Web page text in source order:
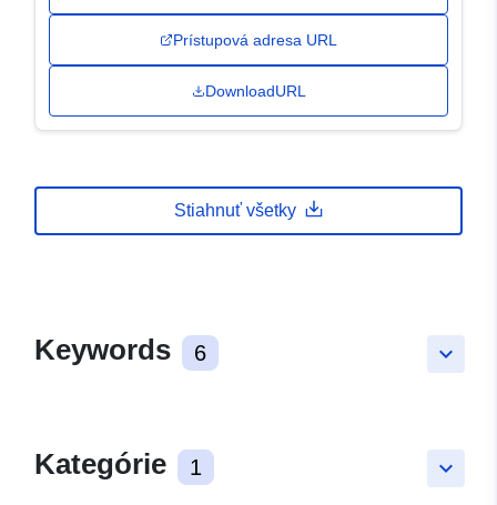
Prístupová adresa URL
DownloadURL
Stiahnuť všetky
keyboard_arrow_down
Keywords 6
keyboard_arrow_down
Kategórie 1